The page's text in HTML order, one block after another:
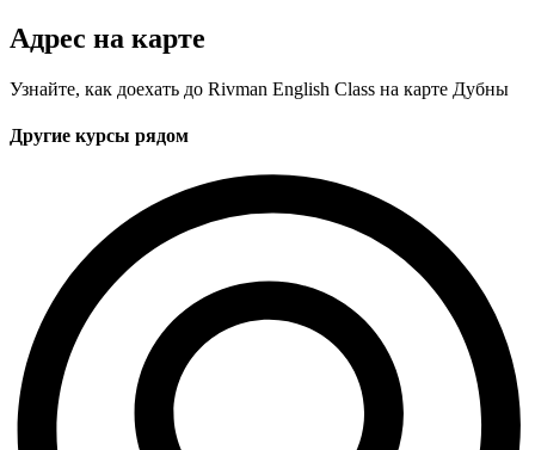
Адрес на карте
Узнайте, как доехать до Rivman English Class на карте Дубны
Другие курсы рядом